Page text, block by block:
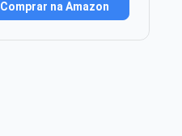
Comprar na Amazon